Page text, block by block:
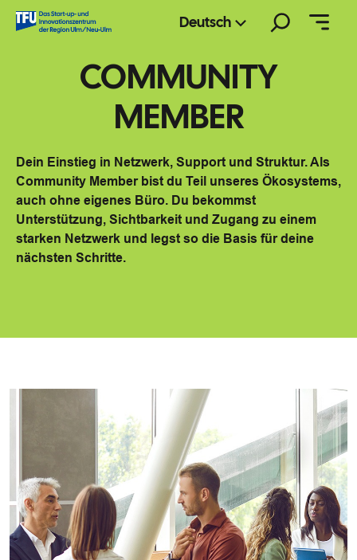
Zum
Inhalt
Deutsch
COMMUNITY
MEMBER
Dein Einstieg in Netzwerk, Support und Struktur. Als
Community Member bist du Teil unseres Ökosystems,
auch ohne eigenes Büro. Du bekommst
Unterstützung, Sichtbarkeit und Zugang zu einem
starken Netzwerk und legst so die Basis für deine
nächsten Schritte.